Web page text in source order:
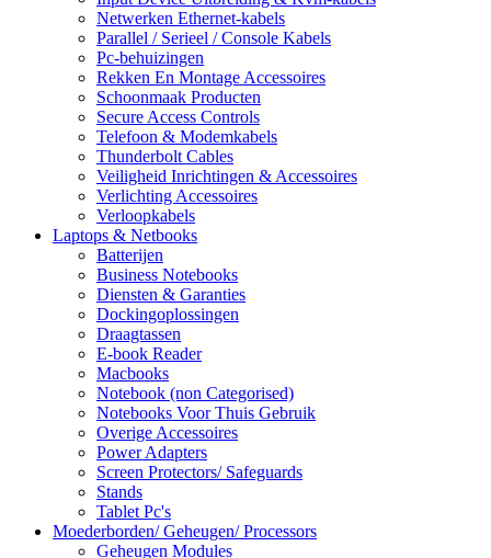
Netwerken Ethernet-kabels
Parallel / Serieel / Console Kabels
Pc-behuizingen
Rekken En Montage Accessoires
Schoonmaak Producten
Secure Access Controls
Telefoon & Modemkabels
Thunderbolt Cables
Veiligheid Inrichtingen & Accessoires
Verlichting Accessoires
Verloopkabels
Laptops & Netbooks
Batterijen
Business Notebooks
Diensten & Garanties
Dockingoplossingen
Draagtassen
E-book Reader
Macbooks
Notebook (non Categorised)
Notebooks Voor Thuis Gebruik
Overige Accessoires
Power Adapters
Screen Protectors/ Safeguards
Stands
Tablet Pc's
Moederborden/ Geheugen/ Processors
Geheugen Modules